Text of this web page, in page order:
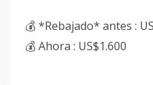
💰 *Rebajado* antes :
💰 Ahora : US$1.600